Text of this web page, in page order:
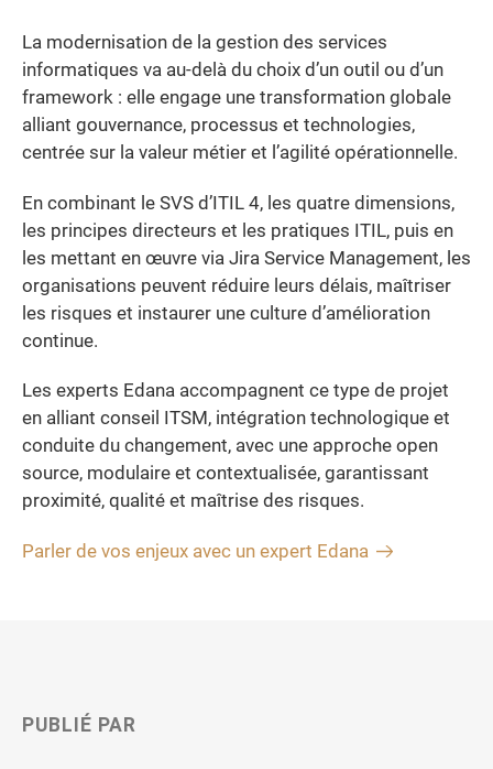
La modernisation de la gestion des services
informatiques va au-delà du choix d’un outil ou d’un
framework : elle engage une transformation globale
alliant gouvernance, processus et technologies,
centrée sur la valeur métier et l’agilité opérationnelle.
En combinant le SVS d’ITIL 4, les quatre dimensions,
les principes directeurs et les pratiques ITIL, puis en
les mettant en œuvre via Jira Service Management, les
organisations peuvent réduire leurs délais, maîtriser
les risques et instaurer une culture d’amélioration
continue.
Les experts Edana accompagnent ce type de projet
en alliant conseil ITSM, intégration technologique et
conduite du changement, avec une approche open
source, modulaire et contextualisée, garantissant
proximité, qualité et maîtrise des risques.
Parler de vos enjeux avec un expert Edana
PUBLIÉ PAR